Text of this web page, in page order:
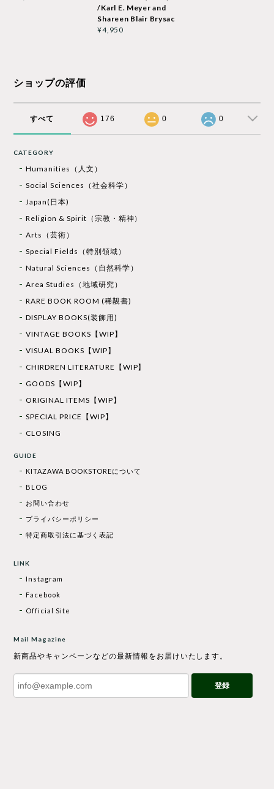
/Karl E. Meyer and
Shareen Blair Brysac
¥4,950
ショップの評価
すべて 176 0 0
CATEGORY
Humanities（人文）
Social Sciences（社会科学）
Japan(日本)
Religion & Spirit（宗教・精神）
Arts（芸術）
Special Fields（特別領域）
Natural Sciences（自然科学）
Area Studies（地域研究）
RARE BOOK ROOM (稀覯書)
DISPLAY BOOKS(装飾用)
VINTAGE BOOKS【WIP】
VISUAL BOOKS【WIP】
CHIRDREN LITERATURE【WIP】
GOODS【WIP】
ORIGINAL ITEMS【WIP】
SPECIAL PRICE【WIP】
CLOSING
GUIDE
KITAZAWA BOOKSTOREについて
BLOG
お問い合わせ
プライバシーポリシー
特定商取引法に基づく表記
LINK
Instagram
Facebook
Official Site
Mail Magazine
新商品やキャンペーンなどの最新情報をお届けいたします。
登録